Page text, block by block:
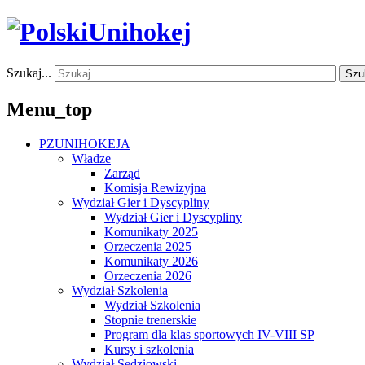
Szukaj...
Menu_top
PZUNIHOKEJA
Władze
Zarząd
Komisja Rewizyjna
Wydział Gier i Dyscypliny
Wydział Gier i Dyscypliny
Komunikaty 2025
Orzeczenia 2025
Komunikaty 2026
Orzeczenia 2026
Wydział Szkolenia
Wydział Szkolenia
Stopnie trenerskie
Program dla klas sportowych IV-VIII SP
Kursy i szkolenia